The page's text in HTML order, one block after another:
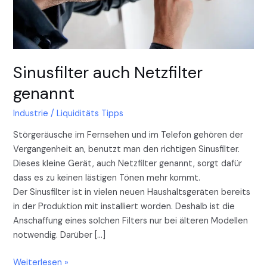
Sinusfilter auch Netzfilter
genannt
Industrie /Liquiditäts Tipps
Störgeräusche im Fernsehen und im Telefon gehören der
Vergangenheit an, benutzt man den richtigen Sinusfilter.
Dieses kleine Gerät, auch Netzfilter genannt, sorgt dafür
dass es zu keinen lästigen Tönen mehr kommt.
Der Sinusfilter ist in vielen neuen Haushaltsgeräten bereits
in der Produktion mit installiert worden. Deshalb ist die
Anschaffung eines solchen Filters nur bei älteren Modellen
notwendig. Darüber […]
Weiterlesen »